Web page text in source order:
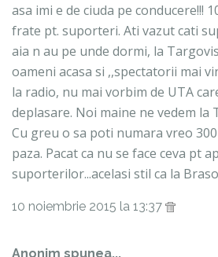
asa imi e de ciuda pe conducere!!!
frate pt. suporteri. Ati vazut cati
aia n au pe unde dormi, la
oameni acasa si ,,spectatorii mai
la radio, nu mai vorbim de UTA
deplasare. Noi maine ne vedem la
Cu greu o sa poti numara vreo
paza. Pacat ca nu se face ceva pt
suporterilor...acelasi stil ca la
10 noiembrie 2015 la 13:37
Anonim spunea...